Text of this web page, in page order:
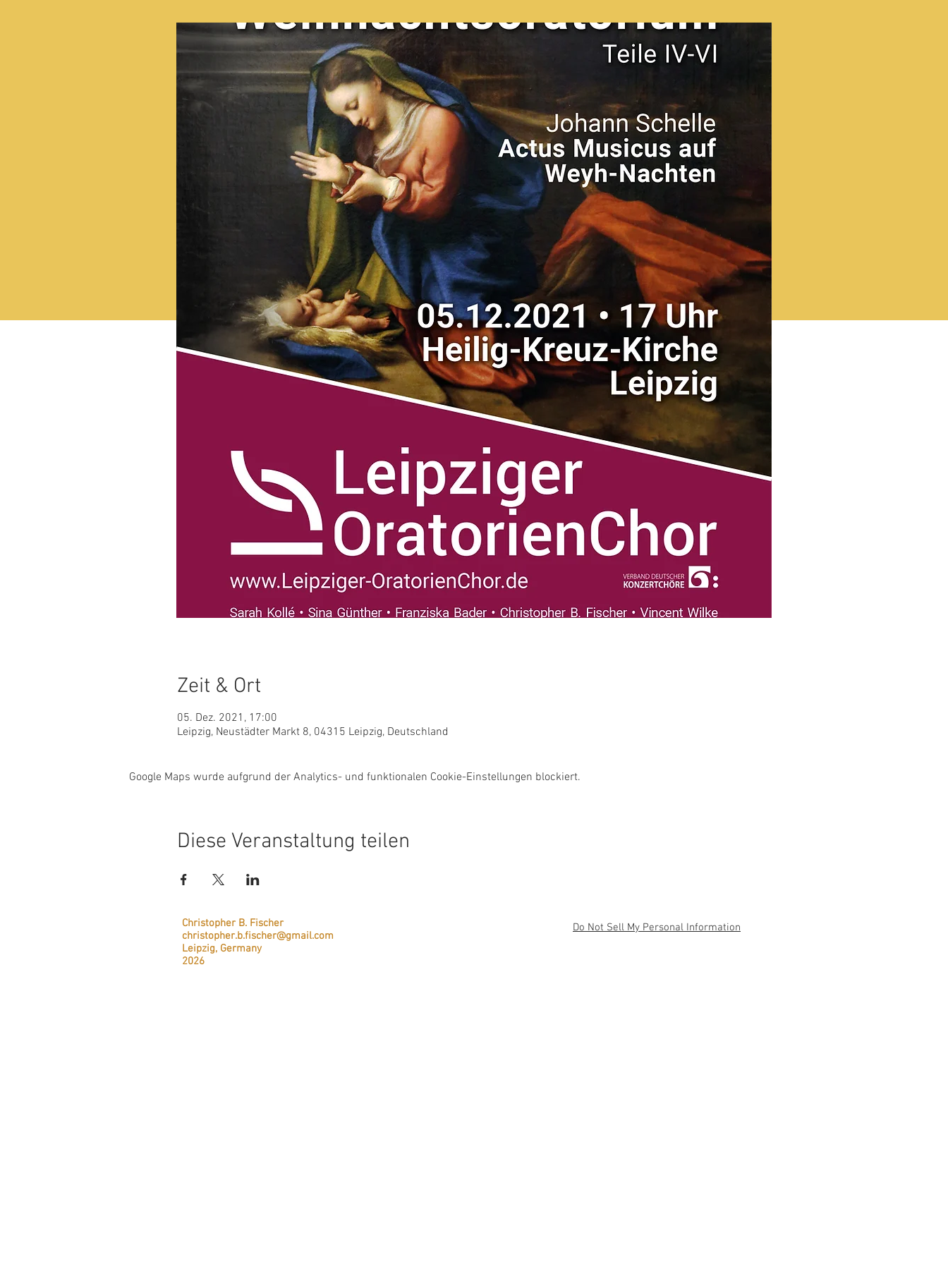
Zeit & Ort
05. Dez. 2021, 17:00
Leipzig, Neustädter Markt 8, 04315 Leipzig, Deutschland
Google Maps wurde aufgrund der Analytics- und funktionalen Cookie-Einstellungen blockiert.
Diese Veranstaltung teilen
Christopher B. Fischer
christopher.b.fischer@gmail.com
Leipzig, Germany
2026
Do Not Sell My Personal Information